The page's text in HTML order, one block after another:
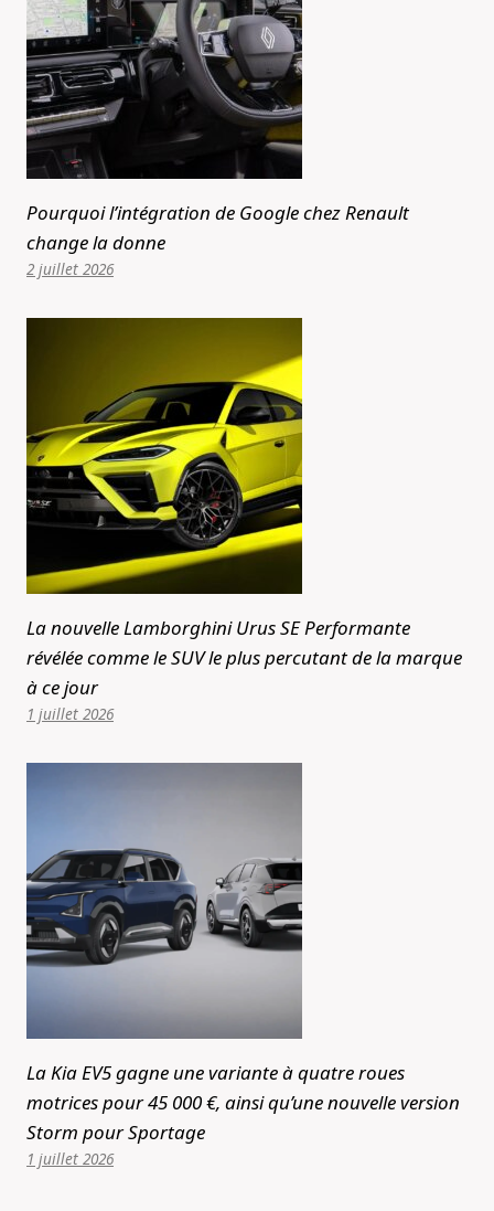
Pourquoi l’intégration de Google chez Renault
change la donne
2 juillet 2026
La nouvelle Lamborghini Urus SE Performante
révélée comme le SUV le plus percutant de la marque
à ce jour
1 juillet 2026
La Kia EV5 gagne une variante à quatre roues
motrices pour 45 000 €, ainsi qu’une nouvelle version
Storm pour Sportage
1 juillet 2026